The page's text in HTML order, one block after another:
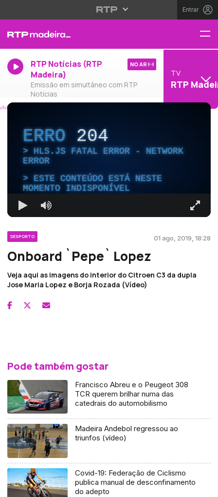
Entrar
RTP Notícias (RTP
Madeira)
Emissão em simultâneo com RTP
Notícias
NO AR
TV
RTP
ERRO204
HLS.JS FATAL ERROR - NETWORK
ERROR
ESTE CONTEÚDO ESTÁ NESTE
MOMENTO INDISPONÍVEL
DESPORTO 01 ago, 2019, 18:28
Onboard `Pepe` Lopez
Veja aqui as imagens do interior do Citroen C3 da dupla
Jose Maria Lopez e Borja Rozada (Vídeo)
Pode também gostar
Francisco Abreu e o Peugeot 308
TCR querem brilhar numa das
catedrais do automobilismo
Madeira Andebol regressou ao
triunfos (vídeo)
Covid-19: Federação de Ciclismo
publica manual de desconfinamento
do adepto